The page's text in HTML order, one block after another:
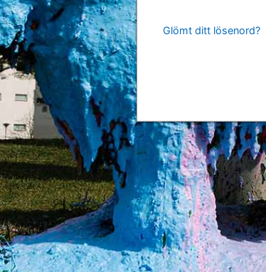
Glömt ditt lösenord?